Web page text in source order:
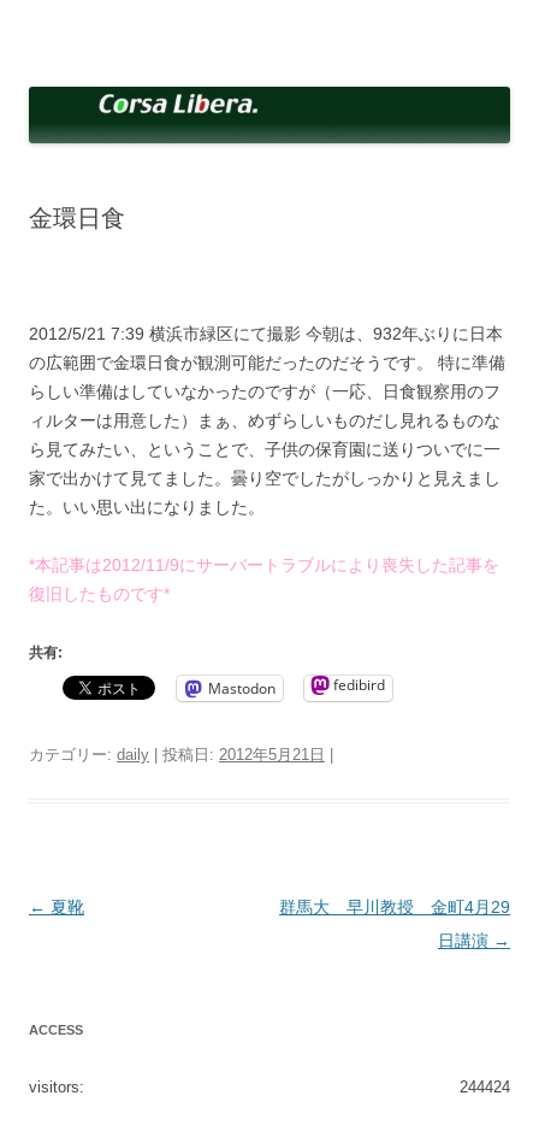
へ
ッ
金環日食
2012/5/21 7:39 横浜市緑区にて撮影 今朝は、932年ぶりに日本
の広範囲で金環日食が観測可能だったのだそうです。 特に準備
らしい準備はしていなかったのですが（一応、日食観察用のフ
ィルターは用意した）まぁ、めずらしいものだし見れるものな
ら見てみたい、ということで、子供の保育園に送りついでに一
家で出かけて見てました。曇り空でしたがしっかりと見えまし
た。いい思い出になりました。
*本記事は2012/11/9にサーバートラブルにより喪失した記事を
復旧したものです*
共有:
Mastodon fedibird
カテゴリー: daily | 投稿日: 2012年5月21日 |
投
← 夏靴
群馬大 早川教授 金町4月29
日講演 →
ACCESS
244424
visitors: